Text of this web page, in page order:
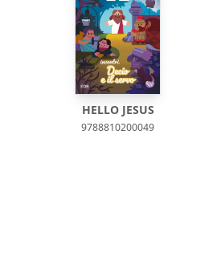
HELLO JESUS
9788810200049